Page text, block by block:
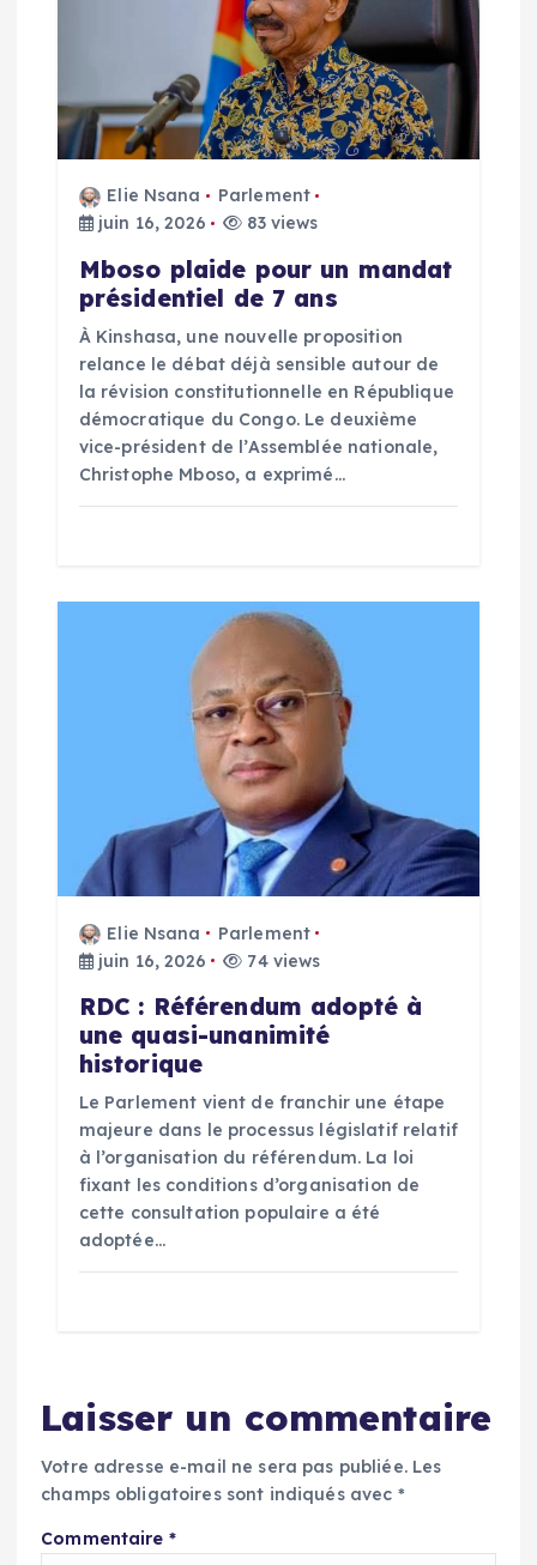
o
Elie Nsana
Parlement
juin 16, 2026
83 views
Mboso plaide pour un mandat
présidentiel de 7 ans
À Kinshasa, une nouvelle proposition
relance le débat déjà sensible autour de
la révision constitutionnelle en République
démocratique du Congo. Le deuxième
vice-président de l’Assemblée nationale,
Christophe Mboso, a exprimé…
Elie Nsana
Parlement
juin 16, 2026
74 views
RDC : Référendum adopté à
une quasi-unanimité
historique
Le Parlement vient de franchir une étape
majeure dans le processus législatif relatif
à l’organisation du référendum. La loi
fixant les conditions d’organisation de
cette consultation populaire a été
adoptée…
Laisser un commentaire
Votre adresse e-mail ne sera pas publiée. Les
champs obligatoires sont indiqués avec *
Commentaire *